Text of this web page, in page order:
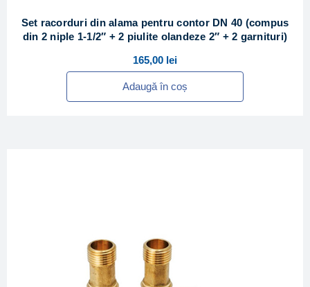
Set racorduri din alama pentru contor DN 40 (compus
din 2 niple 1-1/2″ + 2 piulite olandeze 2″ + 2 garnituri)
165,00 lei
Adaugă în coș